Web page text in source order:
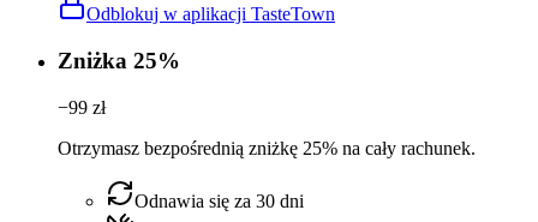
Odblokuj w aplikacji TasteTown
Zniżka 25%
−99 zł
Otrzymasz bezpośrednią zniżkę 25% na cały rachunek.
Odnawia się za 30 dni